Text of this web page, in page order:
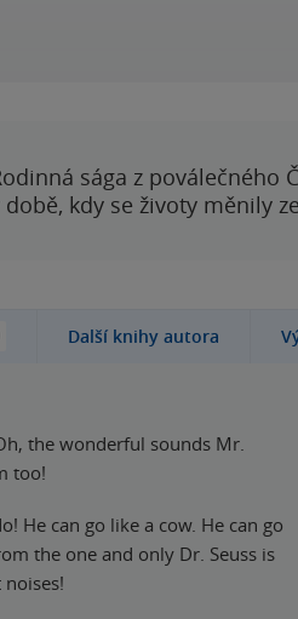
sága z poválečného
době, kdy se životy měnily
Další knihy autora
the wonderful sounds Mr.
too!
He can go like a cow. He can go
the one and only Dr. Seuss is